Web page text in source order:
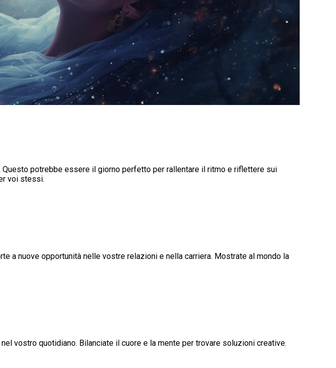
potrebbe essere il giorno perfetto per rallentare il ritmo e riflettere sui
voi stessi.
a nuove opportunità nelle vostre relazioni e nella carriera. Mostrate al mondo la
vostro quotidiano. Bilanciate il cuore e la mente per trovare soluzioni creative.